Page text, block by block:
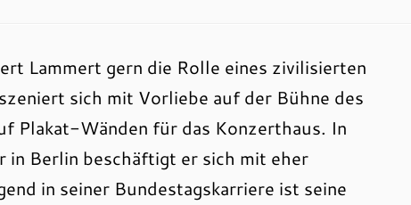
Lammert gern die Rolle eines zivilisierten
sich mit Vorliebe auf der Bühne des
Plakat-Wänden für das Konzerthaus. In
in Berlin beschäftigt er sich mit eher
in seiner Bundestagskarriere ist seine